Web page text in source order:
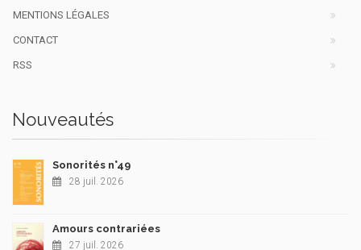
MENTIONS LÉGALES
CONTACT
RSS
Nouveautés
Sonorités n°49
28 juil. 2026
Amours contrariées
27 juil. 2026